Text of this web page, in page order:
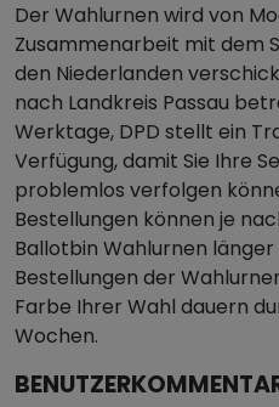
Der Wahlurnen wird von
Zusammenarbeit mit dem
den Niederlanden
nach Landkreis Passau
Werktage, DPD stellt ein
Verfügung, damit Sie Ihre
problemlos verfolgen
Bestellungen können je
Ballotbin Wahlurnen länger
Bestellungen der
Farbe Ihrer Wahl dauern
Wochen.